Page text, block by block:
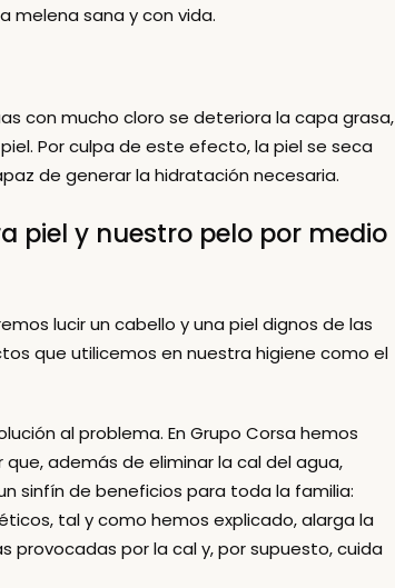
melena sana y con vida.
con mucho cloro se deteriora la capa grasa,
Por culpa de este efecto, la piel se seca
de generar la hidratación necesaria.
piel y nuestro pelo por medio
lucir un cabello y una piel dignos de las
que utilicemos en nuestra higiene como el
al problema. En Grupo Corsa hemos
además de eliminar la cal del agua,
sinfín de beneficios para toda la familia:
tal y como hemos explicado, alarga la
por la cal y, por supuesto, cuida